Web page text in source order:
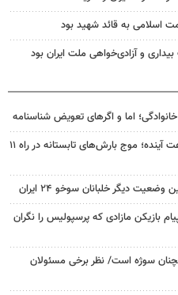
اسلامی به قائد شهید بود
و آزادی‌خواهی ملت ایران بود
اما و اگرهای تعویض شناسنامه
وضعیت جوی کشور در ۷۲ ساعت آینده؛ موج بارش‌های تابستانه در راه ۱۱
دیگر خلبانان سوخو ۲۴ ایران
بازیکن مازادی که پرسپولیس را نگران
سوژه است/ نظر برخی مسئولان